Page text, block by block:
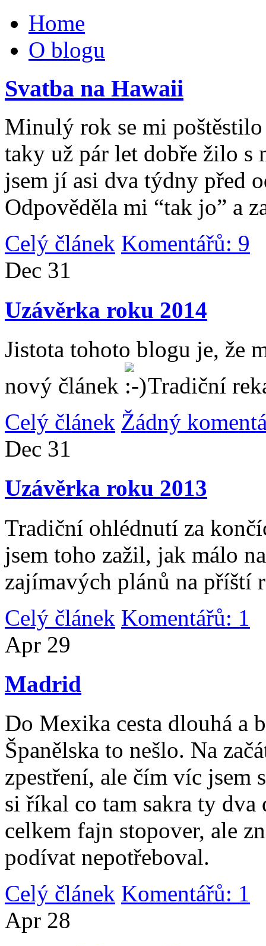
Home
O blogu
Svatba na Hawaii
Minulý rok se mi
taky už pár let dobře žilo
jsem jí asi dva týdny před
Odpověděla mi “tak jo” a
Celý článek Komentářů: 9
Dec 31
Uzávěrka roku 2014
Jistota tohoto blogu je, že
nový článek
Tradiční
Celý článek Žádný
Dec 31
Uzávěrka roku 2013
Tradiční ohlédnutí za
jsem toho zažil, jak málo
zajímavých plánů na příští
Celý článek Komentářů: 1
Apr 29
Madrid
Do Mexika cesta dlouhá a
Španělska to nešlo. Na
zpestření, ale čím víc jsem
si říkal co tam sakra ty
celkem fajn stopover, ale
podívat nepotřeboval.
Celý článek Komentářů: 1
Apr 28